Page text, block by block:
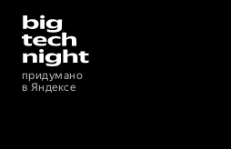
Придумано
в Яндексе